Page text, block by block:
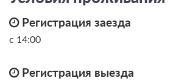
Регистрация заезда
с 14:00
Регистрация выезда